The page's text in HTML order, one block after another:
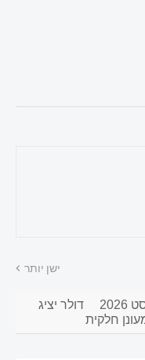
ישן יותר
דולר יציג